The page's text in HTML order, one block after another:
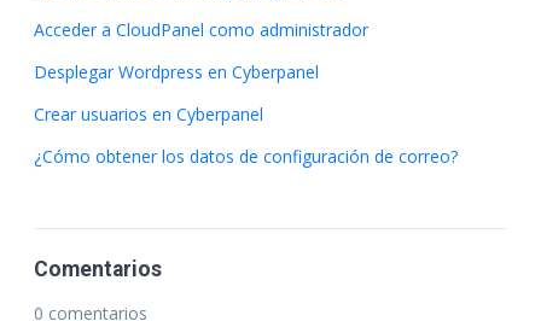
Acceder a CloudPanel como administrador
Desplegar Wordpress en Cyberpanel
Crear usuarios en Cyberpanel
¿Cómo obtener los datos de configuración de correo?
Comentarios
0 comentarios